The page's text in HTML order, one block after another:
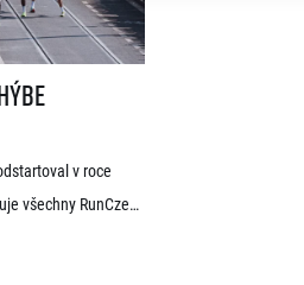
v roce
všechny RunCzech
komunitou